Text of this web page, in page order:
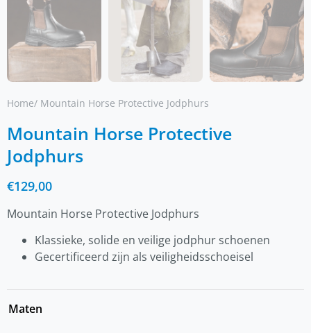
Home/ Mountain Horse Protective Jodphurs
Mountain Horse Protective
Jodphurs
€129,00
Mountain Horse Protective Jodphurs
Klassieke, solide en veilige jodphur schoenen
Gecertificeerd zijn als veiligheidsschoeisel
Maten